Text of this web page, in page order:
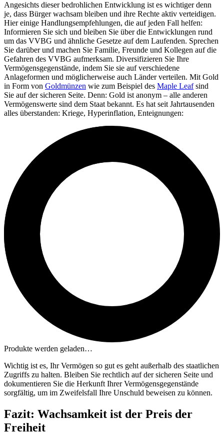
Angesichts dieser bedrohlichen Entwicklung ist es wichtiger denn
je, dass Bürger wachsam bleiben und ihre Rechte aktiv verteidigen.
Hier einige Handlungsempfehlungen, die auf jeden Fall helfen:
Informieren Sie sich und bleiben Sie über die Entwicklungen rund
um das VVBG und ähnliche Gesetze auf dem Laufenden. Sprechen
Sie darüber und machen Sie Familie, Freunde und Kollegen auf die
Gefahren des VVBG aufmerksam. Diversifizieren Sie Ihre
Vermögensgegenstände, indem Sie sie auf verschiedene
Anlageformen und möglicherweise auch Länder verteilen. Mit Gold
in Form von Goldmünzen wie zum Beispiel des Maple Leafsind
Sie auf der sicheren Seite. Denn: Gold ist anonym – alle anderen
Vermögenswerte sind dem Staat bekannt. Es hat seit Jahrtausenden
alles überstanden: Kriege, Hyperinflation, Enteignungen:
Produkte werden geladen…
Wichtig ist es, Ihr Vermögen so gut es geht außerhalb des staatlichen
Zugriffs zu halten. Bleiben Sie rechtlich auf der sicheren Seite und
dokumentieren Sie die Herkunft Ihrer Vermögensgegenstände
sorgfältig, um im Zweifelsfall Ihre Unschuld beweisen zu können.
Fazit: Wachsamkeit ist der Preis der
Freiheit